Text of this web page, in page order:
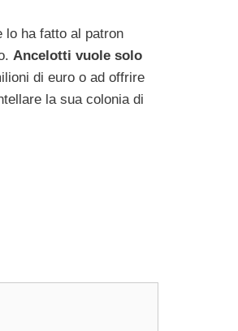
lo ha fatto al patron
Ancelotti vuole solo
di euro o ad offrire
la sua colonia di